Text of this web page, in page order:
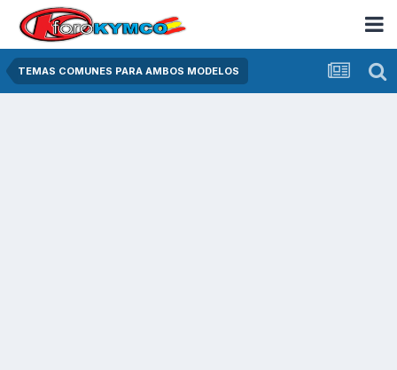
TEMAS COMUNES PARA AMBOS MODELOS